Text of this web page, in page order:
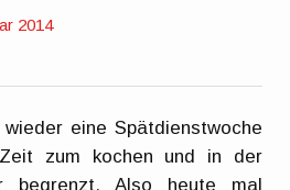
2014
eine Spätdienstwoche
zum kochen und in der
begrenzt. Also heute mal